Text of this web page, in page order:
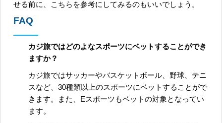
せる前に、こちらを参考にしてみるのもいいでしょう。
FAQ
カジ旅ではどのよなスポーツにベットすることができ
ますか？
カジ旅ではサッカーやバスケットボール、野球、テニ
スなど、30種類以上のスポーツにベットすることがで
きます。また、Eスポーツもベットの対象となってい
ます。